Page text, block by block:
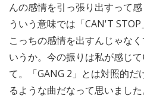
んの感情を引っ張り出すって
ういう意味では「CAN'T STOP
こっちの感情を出すんじゃな
いうか。今の振りは私が感じ
て。「GANG 2」とは対照的
るような曲だなって思いました